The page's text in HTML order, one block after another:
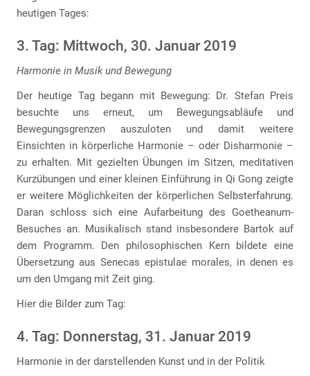
heutigen Tages:
3. Tag: Mittwoch, 30. Januar 2019
Harmonie in Musik und Bewegung
Der heutige Tag begann mit Bewegung: Dr. Stefan Preis
besuchte uns erneut, um Bewegungsabläufe und
Bewegungsgrenzen auszuloten und damit weitere
Einsichten in körperliche Harmonie – oder Disharmonie –
zu erhalten. Mit gezielten Übungen im Sitzen, meditativen
Kurzübungen und einer kleinen Einführung in Qi Gong zeigte
er weitere Möglichkeiten der körperlichen Selbsterfahrung.
Daran schloss sich eine Aufarbeitung des Goetheanum-
Besuches an. Musikalisch stand insbesondere Bartok auf
dem Programm. Den philosophischen Kern bildete eine
Übersetzung aus Senecas epistulae morales, in denen es
um den Umgang mit Zeit ging.
Hier die Bilder zum Tag:
4. Tag: Donnerstag, 31. Januar 2019
Harmonie in der darstellenden Kunst und in der Politik